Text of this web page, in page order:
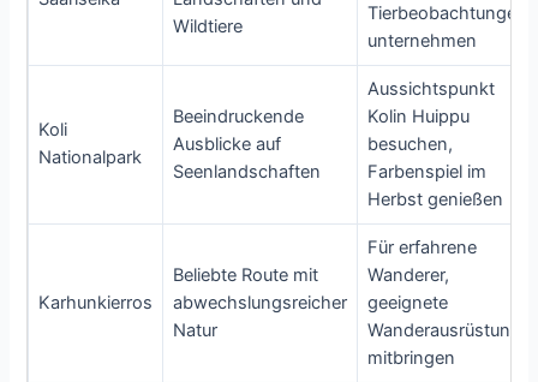
Wildtiere
Tierbeobachtungen
unternehmen
Koli
Nationalpark
Beeindruckende
Ausblicke auf
Seenlandschaften
Aussichtspunkt
Kolin Huippu
besuchen,
Farbenspiel im
Herbst genießen
Karhunkierros
Beliebte Route mit
abwechslungsreicher
Natur
Für erfahrene
Wanderer,
geeignete
Wanderausrüstung
mitbringen